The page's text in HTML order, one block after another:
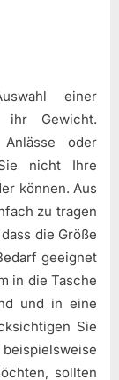
einer
ihr Gewicht.
oder
nicht Ihre
können. Aus
zu tragen
die Größe
geeignet
in die Tasche
und in eine
Sie
sollten